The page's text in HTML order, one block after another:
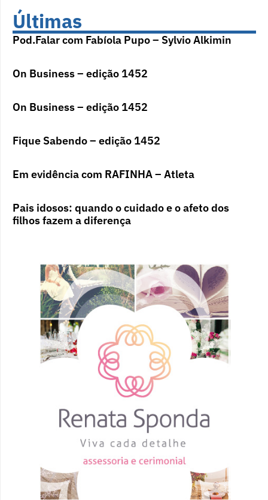
Últimas
Pod.Falar com Fabíola Pupo – Sylvio Alkimin
On Business – edição 1452
On Business – edição 1452
Fique Sabendo – edição 1452
Em evidência com RAFINHA – Atleta
Pais idosos: quando o cuidado e o afeto dos
filhos fazem a diferença